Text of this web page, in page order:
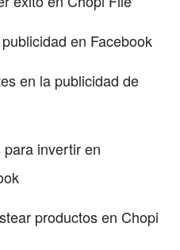
en Facebook
en la publicidad de
invertir en
productos en Chopi